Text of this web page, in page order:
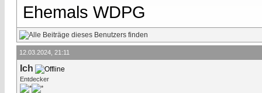
Ehemals WDPG
12.03.2024, 21:11
Ich
Entdecker